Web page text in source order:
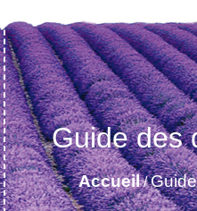
Guide des
Accueil/